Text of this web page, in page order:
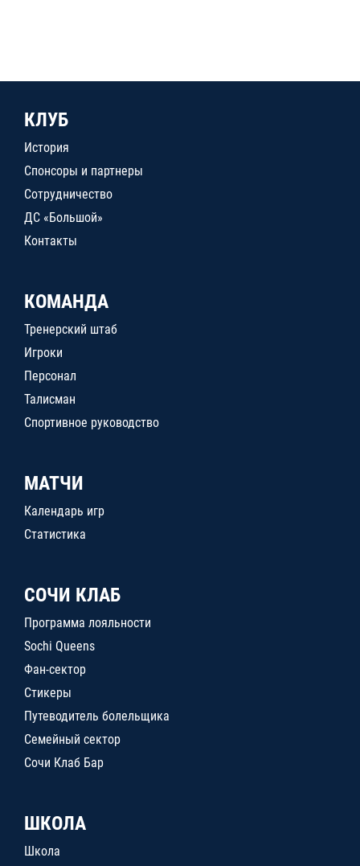
КЛУБ
История
Спонсоры и партнеры
Сотрудничество
ДС «Большой»
Контакты
КОМАНДА
Тренерский штаб
Игроки
Персонал
Талисман
Спортивное руководство
МАТЧИ
Календарь игр
Статистика
СОЧИ КЛАБ
Программа лояльности
Sochi Queens
Фан-сектор
Стикеры
Путеводитель болельщика
Семейный сектор
Сочи Клаб Бар
ШКОЛА
Школа